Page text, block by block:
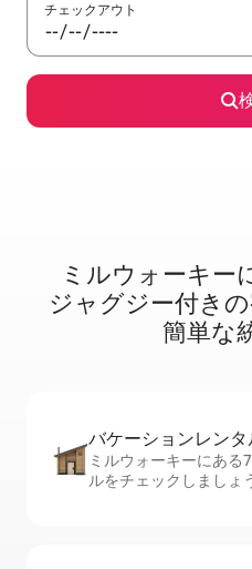
チェックアウト
ミルウォーキー
ジ⁠ャ⁠グ⁠ジ⁠ー⁠付⁠き⁠
簡⁠単⁠な
バケーションレ⁠ン⁠
ミルウォーキーにある
ルをチェックしましょ